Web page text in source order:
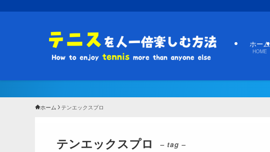
ホーム
HOME
ホーム テンエックスプロ
テンエックスプロ – tag –